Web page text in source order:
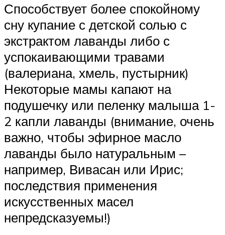
Способствует более спокойному
сну купание с детской солью с
экстрактом лаванды либо с
успокаивающими травами
(валериана, хмель, пустырник)
Некоторые мамы капают на
подушечку или пеленку малыша 1-
2 капли лаванды (внимание, очень
важно, чтобы эфирное масло
лаванды было натуральным –
например, Вивасан или Ирис;
последствия применения
искусственных масел
непредсказуемы!)